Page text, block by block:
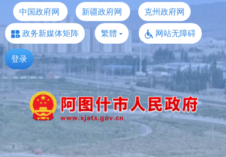
中国政府网 新疆政府网
克州政府网
政务新媒体矩阵
繁體 网站无障碍
登录